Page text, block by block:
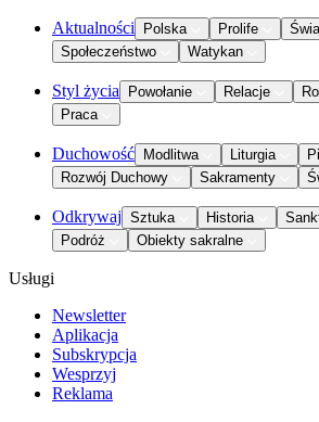
Aktualności Polska Prolife
Społeczeństwo
Watykan
Styl życia Powołanie Relacje
Praca
Duchowość Modlitwa Liturgia
Rozwój Duchowy
Sakramenty
Odkrywaj Sztuka Historia
Podróż
Obiekty sakralne
Usługi
Newsletter
Aplikacja
Subskrypcja
Wesprzyj
Reklama